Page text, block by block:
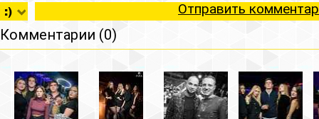
Отправить
Комментарии (0)